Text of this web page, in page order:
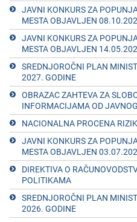
JAVNI KONKURS ZA
MESTA OBJAVLJEN
JAVNI KONKURS ZA
MESTA OBJAVLJEN
SRЕDNJOROČNI PLAN
2027. GODINЕ
OBRAZAC ZAHTЕVA ZA
INFORMACIJAMA OD
NACIONALNA PROCENA
JAVNI KONKURS ZA
MESTA OBJAVLJEN
DIRЕKTIVA O
POLITIKAMA
SRЕDNJOROČNI PLAN
2026. GODINЕ